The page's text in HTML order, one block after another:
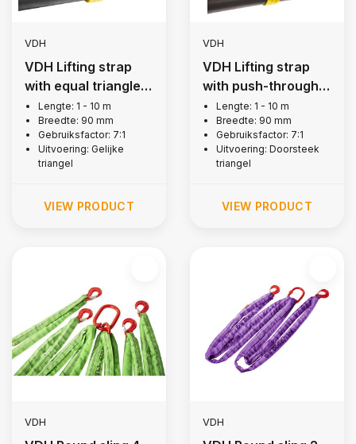
VDH
VDH Lifting strap
with equal triangle,
3 tons
Lengte: 1 - 10 m
Breedte: 90 mm
Gebruiksfactor: 7:1
Uitvoering: Gelijke
triangel
VIEW PRODUCT
VDH
VDH Lifting strap
with push-through
shackle, 3 tons
Lengte: 1 - 10 m
Breedte: 90 mm
Gebruiksfactor: 7:1
Uitvoering: Doorsteek
triangel
VIEW PRODUCT
VDH VDH